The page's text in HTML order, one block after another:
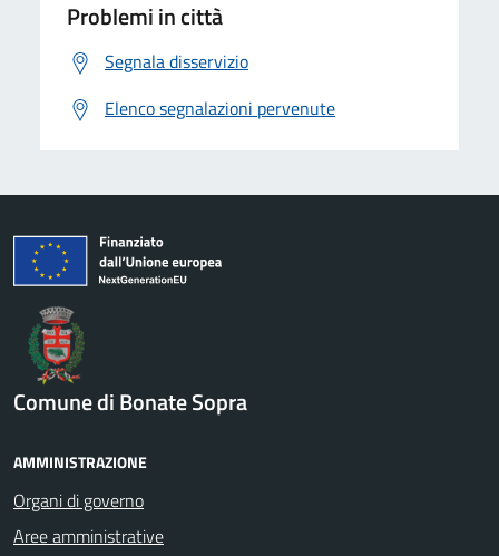
Problemi in città
Segnala disservizio
Elenco segnalazioni pervenute
Comune di Bonate Sopra
AMMINISTRAZIONE
Organi di governo
Aree amministrative